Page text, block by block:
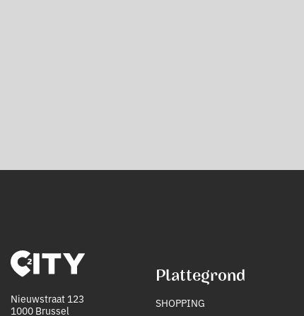
Nieuwstraat 123
1000 Brussel
Plattegrond
SHOPPING